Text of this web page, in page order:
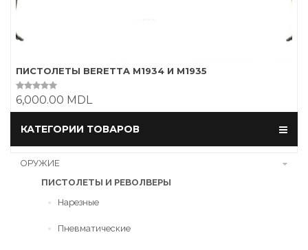
ПИСТОЛЕТЫ BERETTA M1934 И M1935
0
6,000.00 MDL
В корзину
КАТЕГОРИИ ТОВАРОВ
ОРУЖИЕ
ПИСТОЛЕТЫ И РЕВОЛВЕРЫ
Нарезные
Пневматические